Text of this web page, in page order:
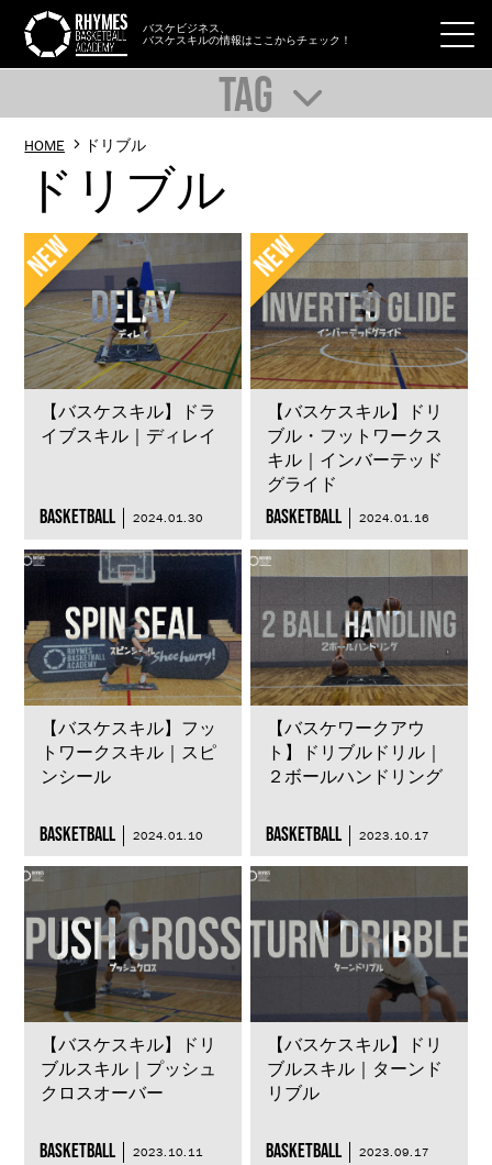
バスケビジネス、
バスケスキルの情報はここからチェック！
TAG
HOME ドリブル
ドリブル
【バスケスキル】ドラ
イブスキル｜ディレイ
BASKETBALL 2024.01.30
【バスケスキル】ドリ
ブル・フットワークス
キル｜インバーテッド
グライド
BASKETBALL 2024.01.16
【バスケスキル】フッ
トワークスキル｜スピ
ンシール
BASKETBALL 2024.01.10
【バスケワークアウ
ト】ドリブルドリル｜
２ボールハンドリング
BASKETBALL 2023.10.17
【バスケスキル】ドリ
ブルスキル｜プッシュ
クロスオーバー
BASKETBALL 2023.10.11
【バスケスキル】ドリ
ブルスキル｜ターンド
リブル
BASKETBALL 2023.09.17